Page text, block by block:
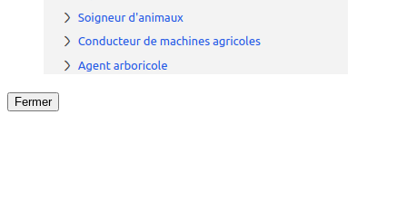
Fermer